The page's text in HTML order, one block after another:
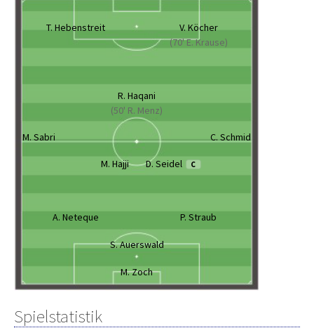
T. Hebenstreit
V. Köcher
(70' E. Krause)
R. Haqani
(50' R. Menz)
M. Sabri C. Schmid
M. Hajji D. Seidel C
A. Neteque P. Straub
S. Auerswald
M. Zoch
Spielstatistik